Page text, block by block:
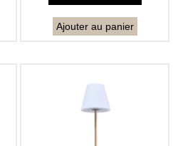
Ajouter au panier